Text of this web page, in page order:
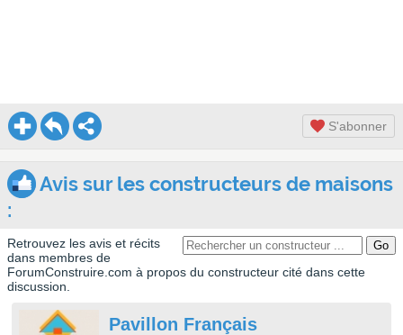
S'abonner
Avis sur les constructeurs de maisons
:
Retrouvez les avis et récits
dans membres de
ForumConstruire.com à propos du constructeur cité dans cette
discussion.
Pavillon Français